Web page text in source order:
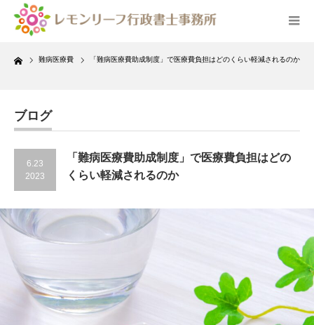
Home 難病医療費 「難病医療費助成制度」で医療費負担はどのくらい軽減されるのか
ブログ
6.23
2023
「難病医療費助成制度」で医療費負担はどの
くらい軽減されるのか